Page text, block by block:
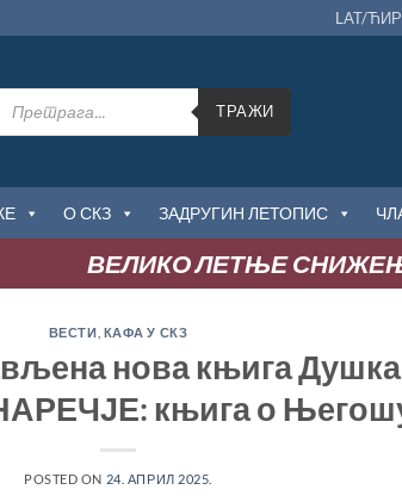
LAT/ЋИР
search
ТРАЖИ
О СКЗ ЗАДРУГИН ЛЕТОПИС
ВЕЛИКО ЛЕТЊЕ СНИЖЕЊЕ
ВЕСТИ КАФА У СКЗ
нова књига
књига о
POSTED ON 24. АПРИЛ 2025.